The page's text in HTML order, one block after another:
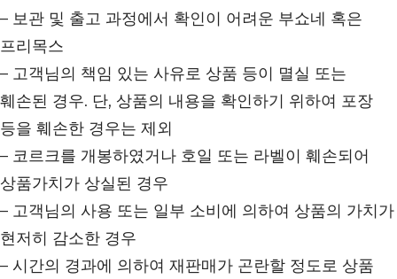
– 보관 및 출고 과정에서 확인이 어려운 부쇼네 혹은
프리목스
– 고객님의 책임 있는 사유로 상품 등이 멸실 또는
훼손된 경우. 단, 상품의 내용을 확인하기 위하여 포장
등을 훼손한 경우는 제외
– 코르크를 개봉하였거나 호일 또는 라벨이 훼손되어
상품가치가 상실된 경우
– 고객님의 사용 또는 일부 소비에 의하여 상품의 가치가
현저히 감소한 경우
– 시간의 경과에 의하여 재판매가 곤란할 정도로 상품